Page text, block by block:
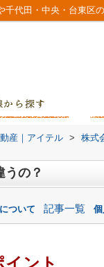
代田・中央・台東区
産｜アイテル > 株式
うの？
ついて 記事一覧
イント